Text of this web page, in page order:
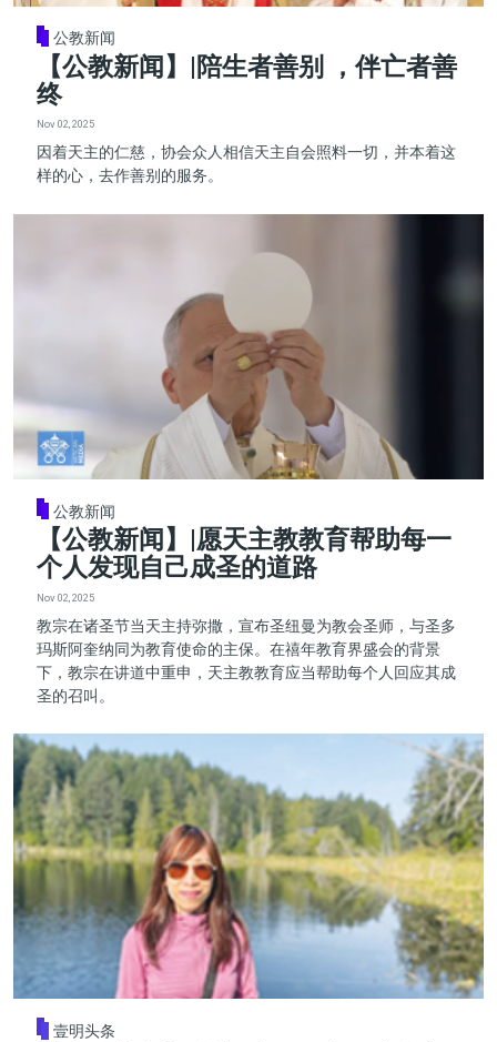
公教新闻
【公教新闻】|陪生者善别 ，伴亡者善
终
Nov 02, 2025
因着天主的仁慈，协会众人相信天主自会照料一切，并本着这
样的心，去作善别的服务。
公教新闻
【公教新闻】|愿天主教教育帮助每一
个人发现自己成圣的道路
Nov 02, 2025
教宗在诸圣节当天主持弥撒，宣布圣纽曼为教会圣师，与圣多
玛斯阿奎纳同为教育使命的主保。在禧年教育界盛会的背景
下，教宗在讲道中重申，天主教教育应当帮助每个人回应其成
圣的召叫。
壹明头条